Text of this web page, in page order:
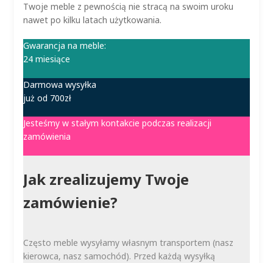
Twoje meble z pewnością nie stracą na swoim uroku
nawet po kilku latach użytkowania.
Gwarancja na meble:
24 miesiące
Darmowa wysyłka
już od 700zł
Jesteśmy w stałym kontakcie podczas realizacji
zamówienia
Jak zrealizujemy Twoje
zamówienie?
Często meble wysyłamy własnym transportem (nasz
kierowca, nasz samochód). Przed każdą wysyłką